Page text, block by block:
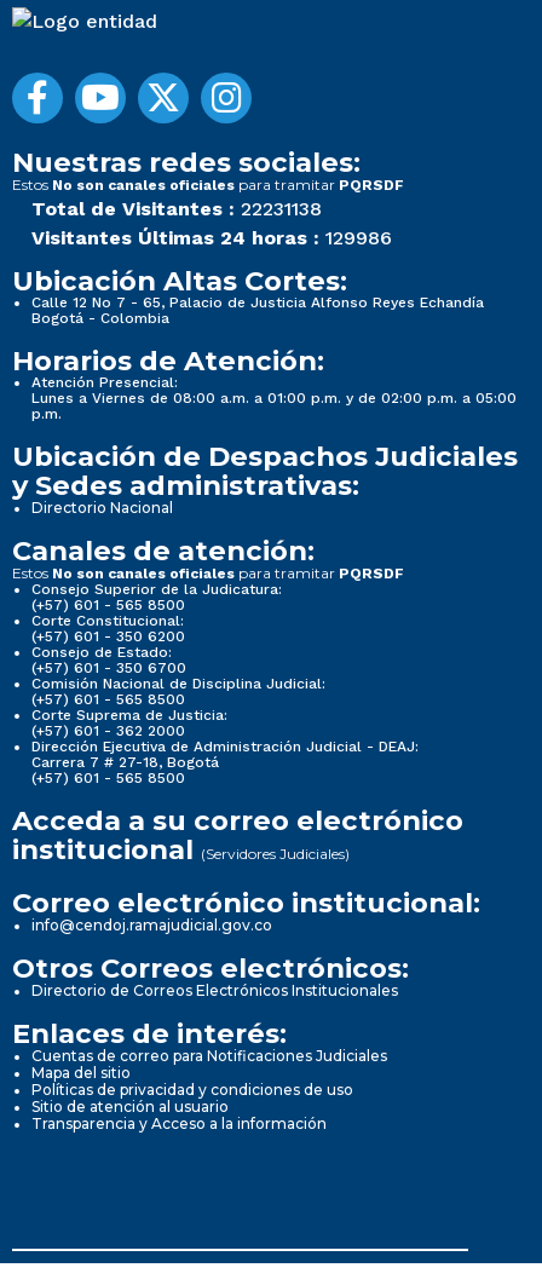
Nuestras redes sociales:
Estos No son canales oficiales para tramitar PQRSDF
Total de Visitantes : 22231138
Visitantes Últimas 24 horas : 129986
Ubicación Altas Cortes:
Calle 12 No 7 - 65, Palacio de Justicia Alfonso Reyes Echandía
Bogotá - Colombia
Horarios de Atención:
Atención Presencial:
Lunes a Viernes de 08:00 a.m. a 01:00 p.m. y de 02:00 p.m. a 05:00
p.m.
Ubicación de Despachos Judiciales
y Sedes administrativas:
Directorio Nacional
Canales de atención:
Estos No son canales oficiales para tramitar PQRSDF
Consejo Superior de la Judicatura:
(+57) 601 - 565 8500
Corte Constitucional:
(+57) 601 - 350 6200
Consejo de Estado:
(+57) 601 - 350 6700
Comisión Nacional de Disciplina Judicial:
(+57) 601 - 565 8500
Corte Suprema de Justicia:
(+57) 601 - 362 2000
Dirección Ejecutiva de Administración Judicial - DEAJ:
Carrera 7 # 27-18, Bogotá
(+57) 601 - 565 8500
Acceda a su correo electrónico
institucional (Servidores Judiciales)
Correo electrónico institucional:
info@cendoj.ramajudicial.gov.co
Otros Correos electrónicos:
Directorio de Correos Electrónicos Institucionales
Enlaces de interés:
Cuentas de correo para Notificaciones Judiciales
Mapa del sitio
Políticas de privacidad y condiciones de uso
Sitio de atención al usuario
Transparencia y Acceso a la información